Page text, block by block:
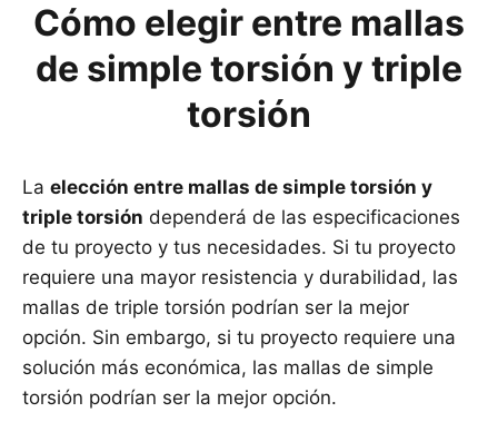
Cómo elegir entre mallas
de simple torsión y triple
torsión
La elección entre mallas de simple torsión y
triple torsión dependerá de las especificaciones
de tu proyecto y tus necesidades. Si tu proyecto
requiere una mayor resistencia y durabilidad, las
mallas de triple torsión podrían ser la mejor
opción. Sin embargo, si tu proyecto requiere una
solución más económica, las mallas de simple
torsión podrían ser la mejor opción.